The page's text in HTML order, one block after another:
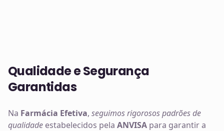
Qualidade e Segurança
Garantidas
Na Farmácia Efetiva, seguimos rigorosos padrões de
qualidade estabelecidos pela ANVISA para garantir a